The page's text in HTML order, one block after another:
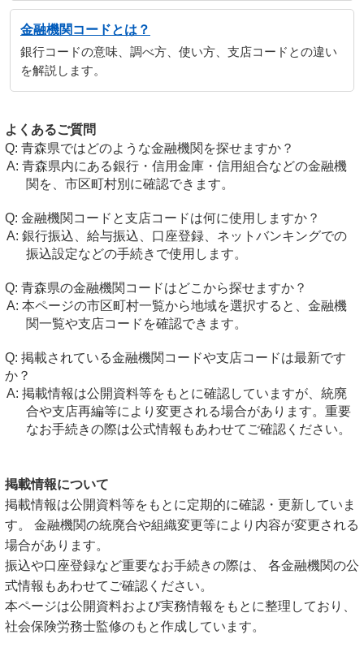
金融機関コードとは？
銀行コードの意味、調べ方、使い方、支店コードとの違い
を解説します。
よくあるご質問
青森県ではどのような金融機関を探せますか？
青森県内にある銀行・信用金庫・信用組合などの金融機
関を、市区町村別に確認できます。
金融機関コードと支店コードは何に使用しますか？
銀行振込、給与振込、口座登録、ネットバンキングでの
振込設定などの手続きで使用します。
青森県の金融機関コードはどこから探せますか？
本ページの市区町村一覧から地域を選択すると、金融機
関一覧や支店コードを確認できます。
掲載されている金融機関コードや支店コードは最新です
か？
掲載情報は公開資料等をもとに確認していますが、統廃
合や支店再編等により変更される場合があります。重要
なお手続きの際は公式情報もあわせてご確認ください。
掲載情報について
掲載情報は公開資料等をもとに定期的に確認・更新していま
す。 金融機関の統廃合や組織変更等により内容が変更される
場合があります。
振込や口座登録など重要なお手続きの際は、 各金融機関の公
式情報もあわせてご確認ください。
本ページは公開資料および実務情報をもとに整理しており、
社会保険労務士監修のもと作成しています。